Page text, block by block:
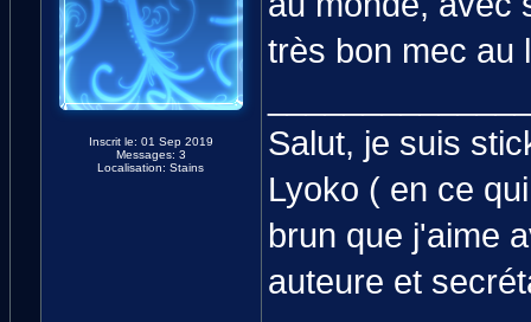
Inscrit le: 01 Sep 2019
Messages: 3
Localisation: Stains
très bon mec au
Salut, je suis
Lyoko ( en ce
brun que j'aime
auteure et